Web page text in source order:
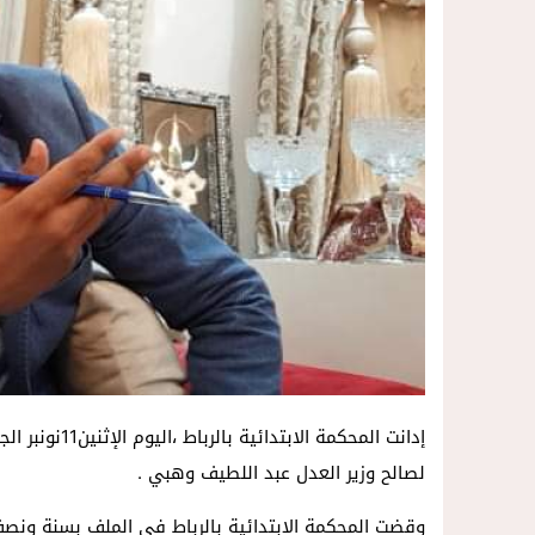
14:57
داخل المحكمة..زوجة تمزق أوراق
إدانت
لصالح وزير العدل عبد اللطيف وهبي .